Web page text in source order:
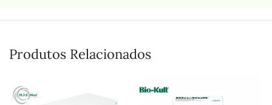
Produtos Relacionados